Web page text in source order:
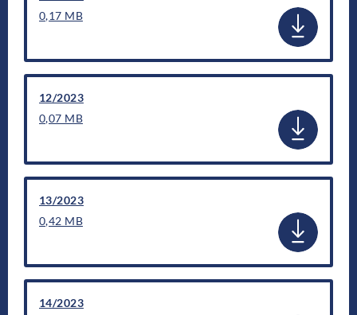
0,17 MB
12/2023
0,07 MB
13/2023
0,42 MB
14/2023